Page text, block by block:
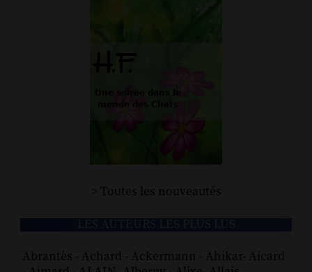
> Toutes les nouveautés
Abrantès - Achard - Ackermann - Ahikar- Aicard